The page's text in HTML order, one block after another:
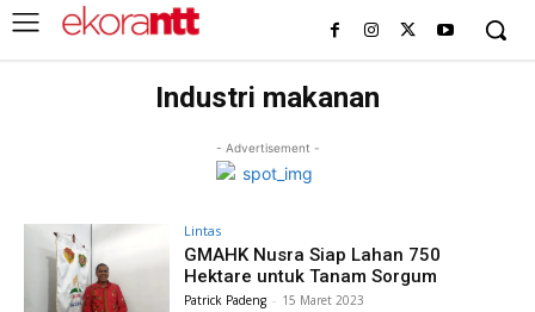
Industri makanan
- Advertisement -
Lintas
GMAHK Nusra Siap Lahan 750
Hektare untuk Tanam Sorgum
Patrick Padeng - 15 Maret 2023